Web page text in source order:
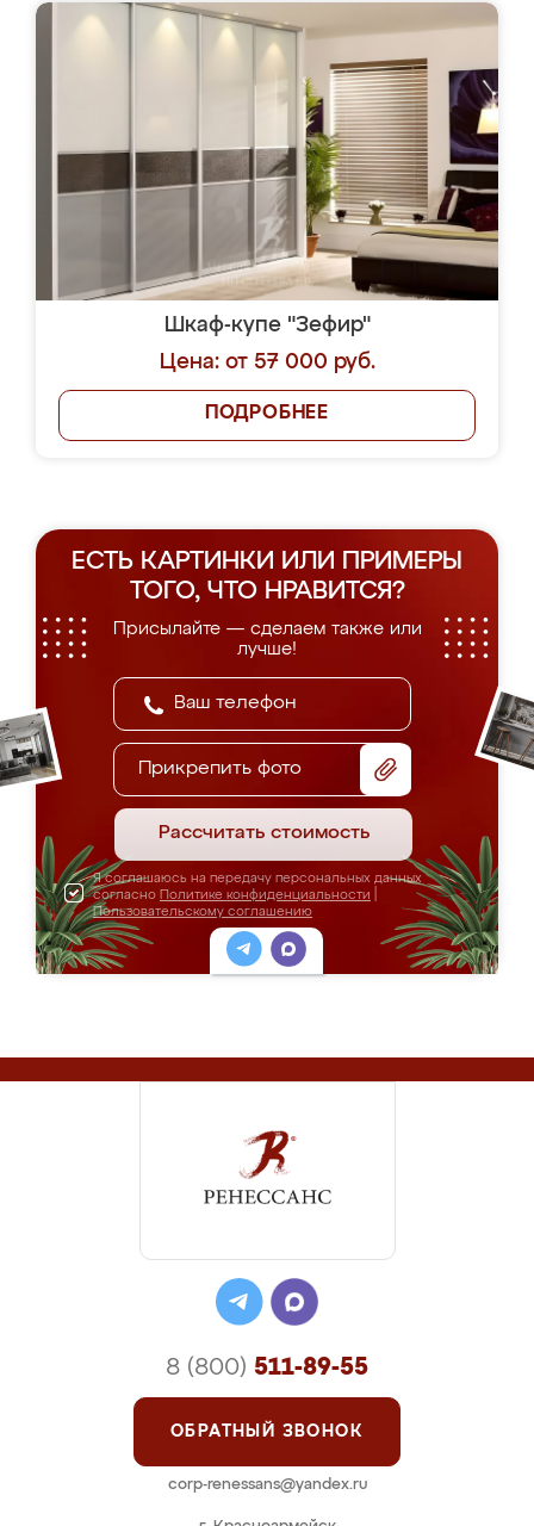
Шкаф-купе "Зефир"
Цена: от 57 000 руб.
ПОДРОБНЕЕ
ЕСТЬ КАРТИНКИ ИЛИ ПРИМЕРЫ
ТОГО, ЧТО НРАВИТСЯ?
Присылайте — сделаем также или
лучше!
Прикрепить фото
Рассчитать стоимость
Я соглашаюсь на передачу персональных данных
согласно Политике конфиденциальности
Пользовательскому соглашению
8 (800) 511-89-55
ОБРАТНЫЙ ЗВОНОК
corp-renessans@yandex.ru